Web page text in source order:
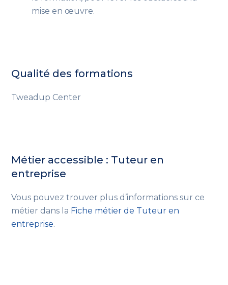
mise en œuvre.
Qualité des formations
Tweadup Center
Métier accessible : Tuteur en
entreprise
Vous pouvez trouver plus d’informations sur ce
métier dans la Fiche métier de Tuteur en
entreprise.